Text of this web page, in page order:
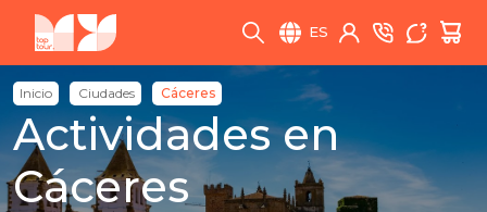
ES
Inicio Ciudades Cáceres
Actividades en
Cáceres